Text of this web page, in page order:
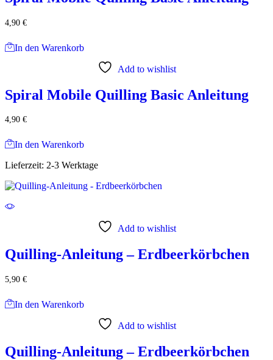
4,90 €
In den Warenkorb
Add to wishlist
Spiral Mobile Quilling Basic Anleitung
4,90 €
In den Warenkorb
Lieferzeit: 2-3 Werktage
Add to wishlist
Quilling-Anleitung – Erdbeerkörbchen
5,90 €
In den Warenkorb
Add to wishlist
Quilling-Anleitung – Erdbeerkörbchen